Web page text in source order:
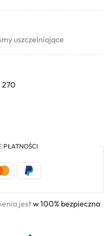
uszczelniające
270
PŁATNOŚCI
jestw 100% bezpieczna